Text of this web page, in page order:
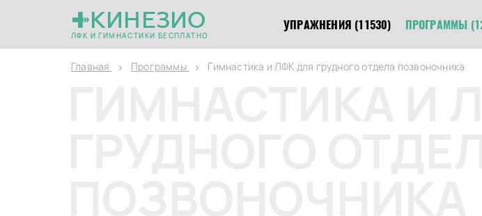
КИНЕЗИО
ЛФК И ГИМНАСТИКИ БЕСПЛАТНО
УПРАЖНЕНИЯ (11530) ПРОГРАММЫ
Главная Программы Гимнастика и ЛФК для грудного отдела позвоночника